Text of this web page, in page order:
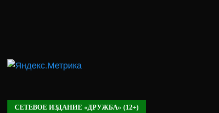
СЕТЕВОЕ ИЗДАНИЕ «ДРУЖБА» (12+)